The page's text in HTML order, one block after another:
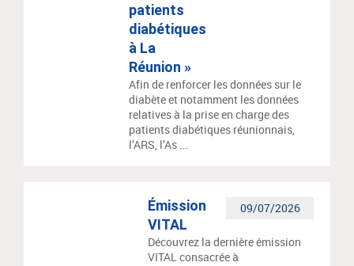
patients
diabétiques
à La
Réunion »
Afin de renforcer les données sur le
diabète et notamment les données
relatives à la prise en charge des
patients diabétiques réunionnais,
l’ARS, l’As ...
09/07/2026
Émission
VITAL
Découvrez la dernière émission
VITAL consacrée à